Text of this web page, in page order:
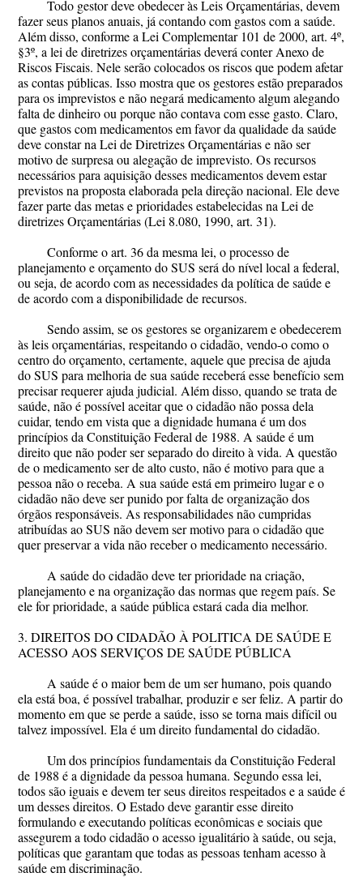
Todo gestor deve obedecer às Leis Orçamentárias, devem
fazer seus planos anuais, já contando com gastos com a saúde.
Além disso, conforme a Lei Complementar 101 de 2000, art. 4º,
§3º, a lei de diretrizes orçamentárias deverá conter Anexo de
Riscos Fiscais. Nele serão colocados os riscos que podem afetar
as contas públicas. Isso mostra que os gestores estão preparados
para os imprevistos e não negará medicamento algum alegando
falta de dinheiro ou porque não contava com esse gasto. Claro,
que gastos com medicamentos em favor da qualidade da saúde
deve constar na Lei de Diretrizes Orçamentárias e não ser
motivo de surpresa ou alegação de imprevisto. Os recursos
necessários para aquisição desses medicamentos devem estar
previstos na proposta elaborada pela direção nacional. Ele deve
fazer parte das metas e prioridades estabelecidas na Lei de
diretrizes Orçamentárias (Lei 8.080, 1990, art. 31).
Conforme o art. 36 da mesma lei, o processo de
planejamento e orçamento do SUS será do nível local a federal,
ou seja, de acordo com as necessidades da política de saúde e
de acordo com a disponibilidade de recursos.
Sendo assim, se os gestores se organizarem e obedecerem
às leis orçamentárias, respeitando o cidadão, vendo-o como o
centro do orçamento, certamente, aquele que precisa de ajuda
do SUS para melhoria de sua saúde receberá esse benefício sem
precisar requerer ajuda judicial. Além disso, quando se trata de
saúde, não é possível aceitar que o cidadão não possa dela
cuidar, tendo em vista que a dignidade humana é um dos
princípios da Constituição Federal de 1988. A saúde é um
direito que não poder ser separado do direito à vida. A questão
de o medicamento ser de alto custo, não é motivo para que a
pessoa não o receba. A sua saúde está em primeiro lugar e o
cidadão não deve ser punido por falta de organização dos
órgãos responsáveis. As responsabilidades não cumpridas
atribuídas ao SUS não devem ser motivo para o cidadão que
quer preservar a vida não receber o medicamento necessário.
A saúde do cidadão deve ter prioridade na criação,
planejamento e na organização das normas que regem país. Se
ele for prioridade, a saúde pública estará cada dia melhor.
3. DIREITOS DO CIDADÃO À POLITICA DE SAÚDE E
ACESSO AOS SERVIÇOS DE SAÚDE PÚBLICA
A saúde é o maior bem de um ser humano, pois quando
ela está boa, é possível trabalhar, produzir e ser feliz. A partir do
momento em que se perde a saúde, isso se torna mais difícil ou
talvez impossível. Ela é um direito fundamental do cidadão.
Um dos princípios fundamentais da Constituição Federal
de 1988 é a dignidade da pessoa humana. Segundo essa lei,
todos são iguais e devem ter seus direitos respeitados e a saúde é
um desses direitos. O Estado deve garantir esse direito
formulando e executando políticas econômicas e sociais que
assegurem a todo cidadão o acesso igualitário à saúde, ou seja,
políticas que garantam que todas as pessoas tenham acesso à
saúde em discriminação.